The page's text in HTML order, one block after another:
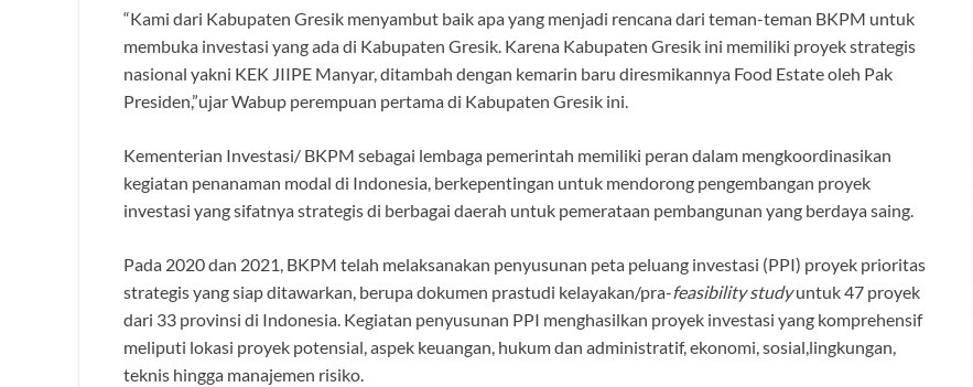
“Kami dari Kabupaten Gresik menyambut baik apa yang menjadi rencana dari teman-teman BKPM untuk
membuka investasi yang ada di Kabupaten Gresik. Karena Kabupaten Gresik ini memiliki proyek strategis
nasional yakni KEK JIIPE Manyar, ditambah dengan kemarin baru diresmikannya Food Estate oleh Pak
Presiden,”ujar Wabup perempuan pertama di Kabupaten Gresik ini.
Kementerian Investasi/ BKPM sebagai lembaga pemerintah memiliki peran dalam mengkoordinasikan
kegiatan penanaman modal di Indonesia, berkepentingan untuk mendorong pengembangan proyek
investasi yang sifatnya strategis di berbagai daerah untuk pemerataan pembangunan yang berdaya saing.
Pada 2020 dan 2021, BKPM telah melaksanakan penyusunan peta peluang investasi (PPI) proyek prioritas
strategis yang siap ditawarkan, berupa dokumen prastudi kelayakan/pra-feasibility studyuntuk 47 proyek
dari 33 provinsi di Indonesia. Kegiatan penyusunan PPI menghasilkan proyek investasi yang komprehensif
meliputi lokasi proyek potensial, aspek keuangan, hukum dan administratif, ekonomi, sosial,lingkungan,
teknis hingga manajemen risiko.